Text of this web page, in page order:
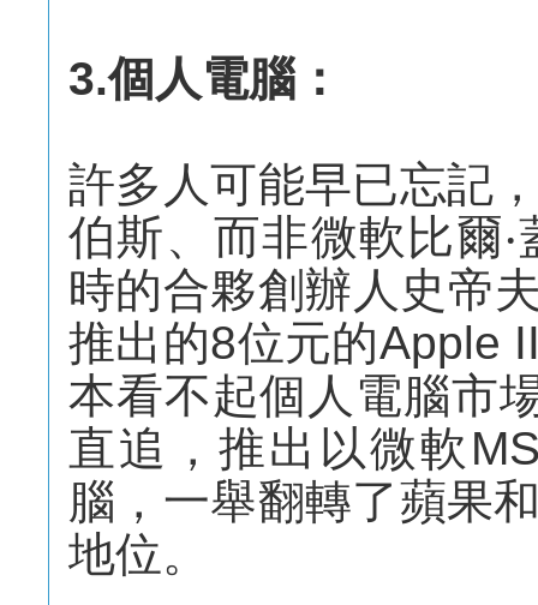
3.個人電腦：
許多人可能早已忘記
伯斯、而非微軟比爾
時的合夥創辦人史帝
推出的8位元的Apple
本看不起個人電腦市
直追，推出以微軟
腦，一舉翻轉了蘋果
地位。